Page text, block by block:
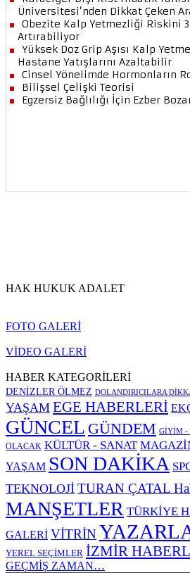
HAK HUKUK ADALET
FOTO GALERİ
VİDEO GALERİ
HABER KATEGORİLERİ
DENİZLER ÖLMEZ DOLANDIRICILARA
YAŞAM EGE HABERLERİ
GÜNCEL GÜNDEM GİYİM -
OLACAK KÜLTÜR - SANAT
YAŞAM SON DAKİKA
TEKNOLOJİ TURAN ÇATAL
MANŞETLER TÜRKİYE
GALERİ VİTRİN
YEREL SEÇİMLER İZMİR
GEÇMİŞ ZAMAN…